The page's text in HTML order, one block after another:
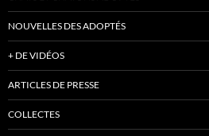
NOUVELLES DES ADOPTÉS
+ DE VIDÉOS
ARTICLES DE PRESSE
COLLECTES